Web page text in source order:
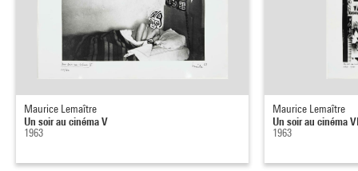
Maurice Lemaître
Un soir au cinéma V
1963
Maurice Lemaître
Un soir au cinéma
1963